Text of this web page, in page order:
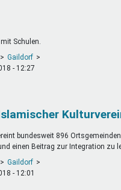
Schulen.
Gaildorf
- 12:27
bundesweit 896
einen Beitrag zur Integration
Gaildorf
- 12:01